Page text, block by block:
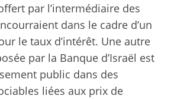
par l’intermédiaire des
dans le cadre d’un
le taux d’intérêt. Une autre
par la Banque d’Israël est
public dans des
liées aux prix de